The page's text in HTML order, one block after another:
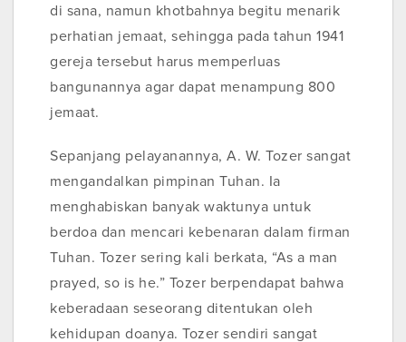
di sana, namun khotbahnya begitu menarik
perhatian jemaat, sehingga pada tahun 1941
gereja tersebut harus memperluas
bangunannya agar dapat menampung 800
jemaat.
Sepanjang pelayanannya, A. W. Tozer sangat
mengandalkan pimpinan Tuhan. Ia
menghabiskan banyak waktunya untuk
berdoa dan mencari kebenaran dalam firman
Tuhan. Tozer sering kali berkata, “As a man
prayed, so is he.” Tozer berpendapat bahwa
keberadaan seseorang ditentukan oleh
kehidupan doanya. Tozer sendiri sangat